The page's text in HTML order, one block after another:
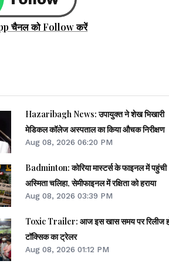
चैनल को Follow करें
Hazaribagh News: उपायुक्त ने शेख भिखारी
मेडिकल कॉलेज अस्पताल का किया औचक निरीक्षण
Aug 08, 2026 06:20 PM
Badminton: कोरिया मास्टर्स के फाइनल में पहुंची
अस्मिता चलिहा, सेमीफाइनल में रक्षिता को हराया
Aug 08, 2026 03:39 PM
Toxic Trailer: आज इस खास समय पर रिलीज
टॉक्सिक का ट्रेलर
Aug 08, 2026 01:12 PM